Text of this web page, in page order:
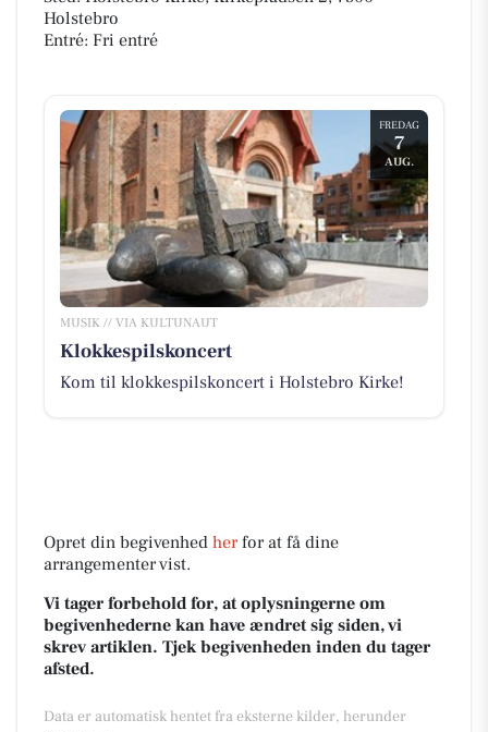
Holstebro
Entré: Fri entré
FREDAG
7
AUG.
MUSIK // VIA KULTUNAUT
Klokkespilskoncert
Kom til klokkespilskoncert i Holstebro Kirke!
Opret din begivenhed herfor at få dine
arrangementer vist.
Vi tager forbehold for, at oplysningerne om
begivenhederne kan have ændret sig siden, vi
skrev artiklen. Tjek begivenheden inden du tager
afsted.
Data er automatisk hentet fra eksterne kilder, herunder